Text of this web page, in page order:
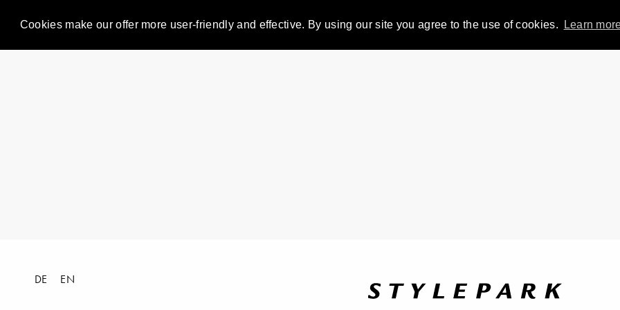
Cookies make our offer more user-friendly and effective. By using our site you agree to the use of cookies. Learn
DE EN